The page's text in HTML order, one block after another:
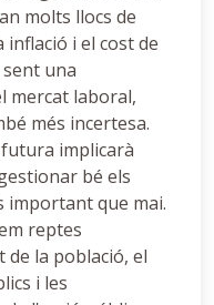
molts llocs de
i el cost de
una
mercat laboral,
més incertesa.
implicarà
bé els
important que mai.
reptes
la població, el
i les